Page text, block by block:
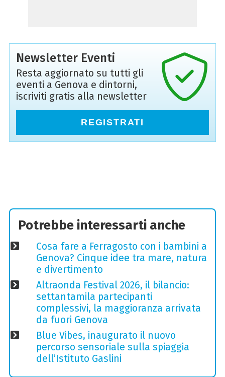
Newsletter Eventi
Resta aggiornato su tutti gli
eventi a Genova e dintorni,
iscriviti gratis alla newsletter
REGISTRATI
Potrebbe interessarti anche
Cosa fare a Ferragosto con i bambini a
Genova? Cinque idee tra mare, natura
e divertimento
Altraonda Festival 2026, il bilancio:
settantamila partecipanti
complessivi, la maggioranza arrivata
da fuori Genova
Blue Vibes, inaugurato il nuovo
percorso sensoriale sulla spiaggia
dell’Istituto Gaslini